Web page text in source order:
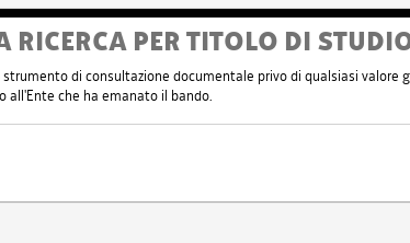
RICERCA PER TITOLO DI
di consultazione documentale privo di qualsiasi valore
all'Ente che ha emanato il bando.